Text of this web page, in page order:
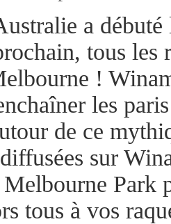
a
tous les
!
les
de ce
sur
Park
tous à vos